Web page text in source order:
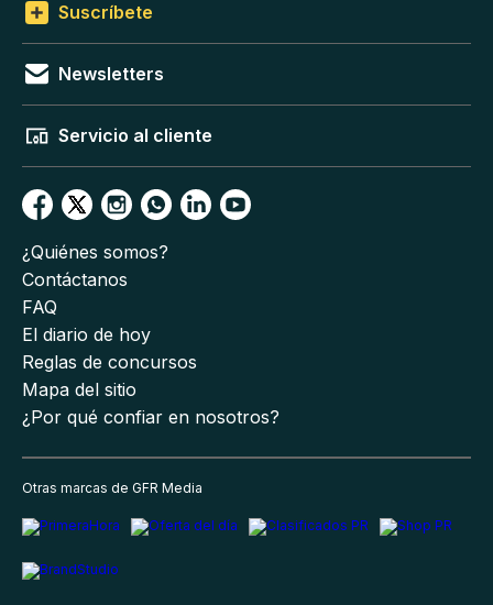
Suscríbete
Newsletters
Servicio al cliente
¿Quiénes somos?
Contáctanos
FAQ
El diario de hoy
Reglas de concursos
Mapa del sitio
¿Por qué confiar en nosotros?
Otras marcas de GFR Media